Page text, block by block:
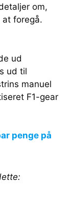
om,
foregå.
ud
ud til
manuel
F1-gear
penge på